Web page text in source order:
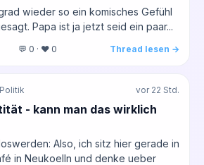
wieder so ein komisches Gefühl
Papa ist ja jetzt seid ein paar...
💬 0 · ❤️ 0 Thread lesen →
vor 22 Std.
- kann man das wirklich
Also, ich sitz hier gerade in
in Neukoelln und denke ueber